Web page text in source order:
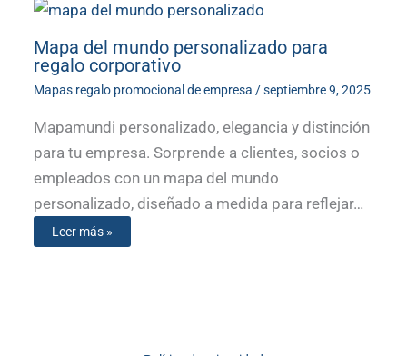
Mapa del mundo personalizado para
regalo corporativo
Mapas regalo promocional de empresa /septiembre 9, 2025
Mapamundi personalizado, elegancia y distinción
para tu empresa. Sorprende a clientes, socios o
empleados con un mapa del mundo
personalizado, diseñado a medida para reflejar…
Leer más »